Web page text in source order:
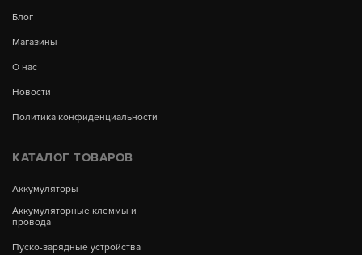
Блог
Магазины
О нас
Новости
Политика конфиденциальности
КАТАЛОГ ТОВАРОВ
Аккумуляторы
Аккумуляторные клеммы и
провода
Пуско-зарядные устройства